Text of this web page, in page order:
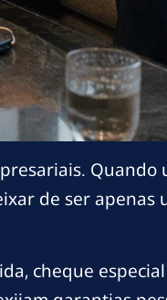
Quando
de ser apenas
cheque